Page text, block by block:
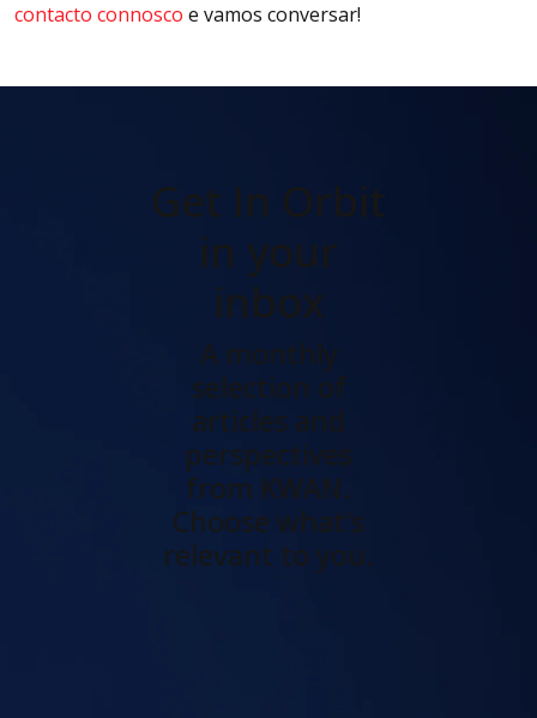
contacto connosco e vamos conversar!
Get In Orbit
in your
inbox
A monthly
selection of
articles and
perspectives
from KWAN.
Choose what's
relevant to you.